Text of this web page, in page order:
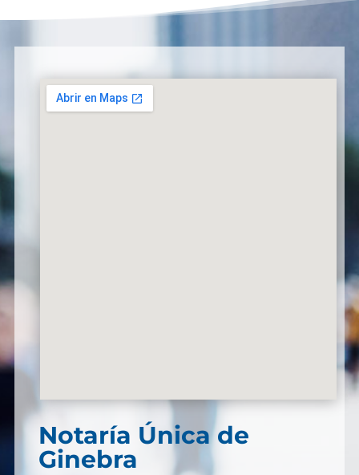
Notaría Única de
Ginebra